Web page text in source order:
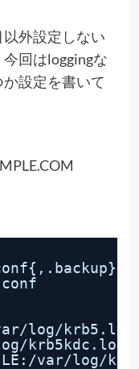
外設定しない
回はloggingな
設定を書いて
log/krb5 .log
krb5kdc .log
/var/log/